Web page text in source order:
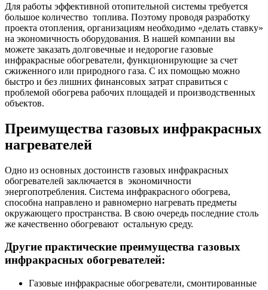
Для работы эффективной отопительной системы требуется
большое количество топлива. Поэтому проводя разработку
проекта отопления, организациям необходимо «делать ставку»
на экономичность оборудования. В нашей компании вы
можете заказать долговечные и недорогие газовые
инфракрасные обогреватели, функционирующие за счет
сжиженного или природного газа. С их помощью можно
быстро и без лишних финансовых затрат справиться с
проблемой обогрева рабочих площадей и производственных
объектов.
Преимущества газовых инфракрасных
нагревателей
Одно из основных достоинств газовых инфракрасных
обогревателей заключается в экономичности
энергопотребления. Система инфракрасного обогрева,
способна направлено и равномерно нагревать предметы
окружающего пространства. В свою очередь последние столь
же качественно обогревают остальную среду.
Другие практические преимущества газовых
инфракрасных обогревателей:
Газовые инфракрасные обогреватели, смонтированные